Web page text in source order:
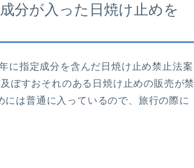
分が入った日焼け止めを
に指定成分を含んだ日焼け止め禁止法案
ぼすおそれのある日焼け止めの販売が禁
は普通に入っているので、旅行の際に